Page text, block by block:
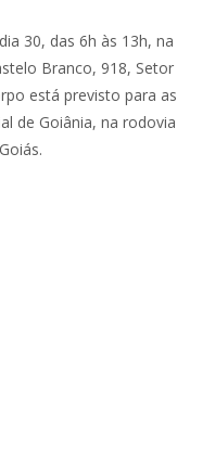
30, das 6h às 13h, na
Branco, 918, Setor
está previsto para as
de Goiânia, na rodovia